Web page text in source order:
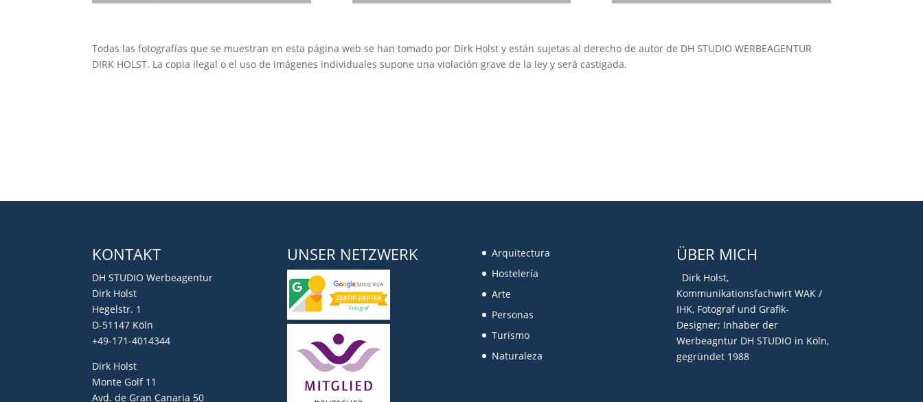
Todas las fotografías que se muestran en esta página web se han tomado por Dirk Holst y están sujetas al derecho de autor de DH STUDIO WERBEAGENTUR
DIRK HOLST. La copia ilegal o el uso de imágenes individuales supone una violación grave de la ley y será castigada.
KONTAKT
DH STUDIO Werbeagentur
Dirk Holst
Hegelstr. 1
D-51147 Köln
+49-171-4014344
Dirk Holst
Monte Golf 11
Avd. de Gran Canaria 50
UNSER NETZWERK
Arquitectura
Hostelería
Arte
Personas
Turismo
Naturaleza
ÜBER MICH
Dirk Holst,
Kommunikationsfachwirt WAK /
IHK, Fotograf und Grafik-
Designer; Inhaber der
Werbeagntur DH STUDIO in Köln,
gegründet 1988